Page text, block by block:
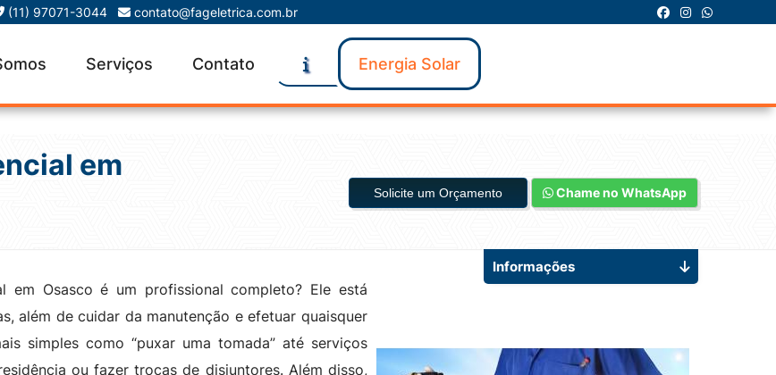
(11) 97071-3044 contato@fageletrica.com.br
Serviços Contato Energia Solar
em
Solicite um Orçamento Chame no WhatsApp
em Osasco é um profissional completo? Ele está
além de cuidar da manutenção e efetuar quaisquer
simples como “puxar uma tomada” até serviços
ou fazer trocas de disjuntores. Além disso,
Informações